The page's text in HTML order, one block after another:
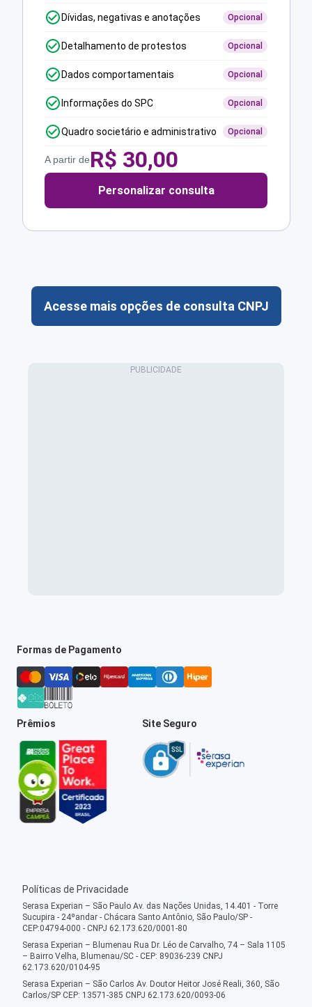
Dívidas, negativas e anotações Opcional
Detalhamento de protestos Opcional
Dados comportamentais Opcional
Informações do SPC Opcional
Quadro societário e administrativo Opcional
A partir deR$ 30,00
Personalizar consulta
Acesse mais opções de consulta CNPJ
Formas de Pagamento
Prêmios Site Seguro
Políticas de Privacidade
Serasa Experian – São Paulo Av. das Nações Unidas, 14.401 - Torre
Sucupira - 24ºandar - Chácara Santo Antônio, São Paulo/SP -
CEP:04794-000 - CNPJ 62.173.620/0001-80
Serasa Experian – Blumenau Rua Dr. Léo de Carvalho, 74 – Sala 1105
– Bairro Velha, Blumenau/SC - CEP: 89036-239 CNPJ
62.173.620/0104-95
Serasa Experian – São Carlos Av. Doutor Heitor José Reali, 360, São
Carlos/SP CEP: 13571-385 CNPJ 62.173.620/0093-06